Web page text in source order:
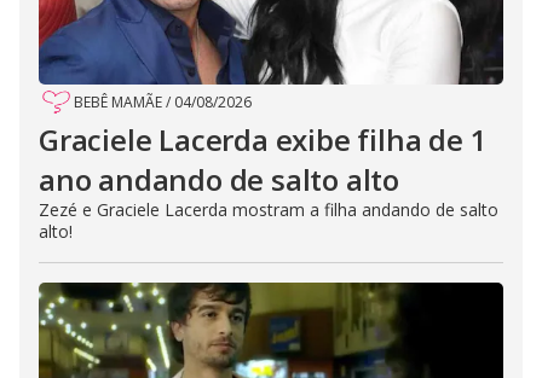
BEBÊ MAMÃE/ 04/08/2026
Graciele Lacerda exibe filha de 1
ano andando de salto alto
Zezé e Graciele Lacerda mostram a filha andando de salto
alto!